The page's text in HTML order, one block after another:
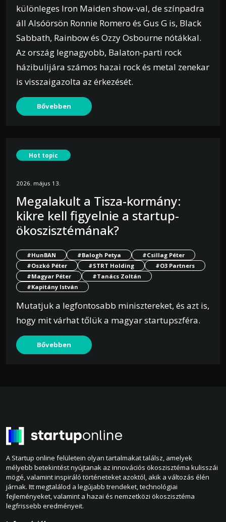
különleges Iron Maiden show-val, de színpadra
áll Alsóörsön Ronnie Romero és Gus G is, Black
Sabbath, Rainbow és Ozzy Osbourne nótákkal.
Az ország legnagyobb, Balaton-parti rock
házibulijára számos hazai rock és metal zenekar
is visszaigazolta az érkezését.
Bővebben
Hot topic
2026. május 13.
Megalakult a Tisza-kormány:
kikre kell figyelnie a startup-
ökoszisztémának?
#HunBAN #Balogh Petya
#Csillag Péter
#Oszkó Péter
#STRT Holding
#O3 Partners
#Magyar Péter
#Tanács Zoltán
#Kapitány István
Mutatjuk a legfontosabb minisztereket, és azt is,
hogy mit várhat tőlük a magyar startupszféra.
Bővebben
A Startup online felületein olyan tartalmakat találsz, amelyek
mélyebb betekintést nyújtanak az innovációs ökoszisztéma kulisszái
mögé, valamint inspiráló történeteket azoktól, akik a változás élén
járnak. Itt megtalálod a legújabb trendeket, technológiai
fejleményeket, valamint a hazai és nemzetközi ökoszisztéma
legfrissebb eredményeit.